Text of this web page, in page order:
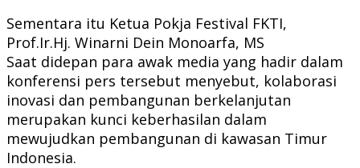
Sementara itu Ketua Pokja Festival FKTI,
Prof.Ir.Hj. Winarni Dein Monoarfa, MS
Saat didepan para awak media yang hadir dalam
konferensi pers tersebut menyebut, kolaborasi
inovasi dan pembangunan berkelanjutan
merupakan kunci keberhasilan dalam
mewujudkan pembangunan di kawasan Timur
Indonesia.